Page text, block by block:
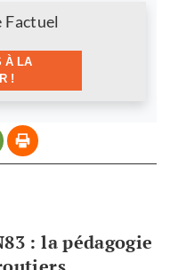
Factuel
À LA
!
: la pédagogie